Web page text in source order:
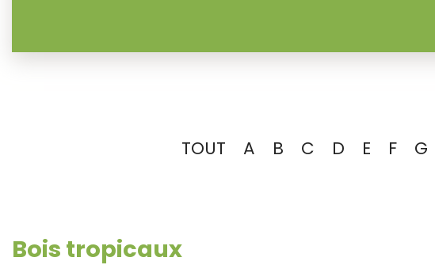
TOUT A B C D E F G
Bois tropicaux